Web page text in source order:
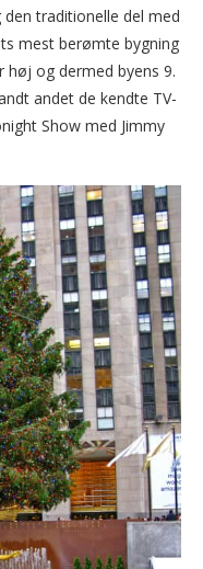
den traditionelle del med
mest berømte bygning
høj og dermed byens 9.
andet de kendte TV-
Show med Jimmy